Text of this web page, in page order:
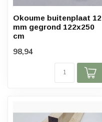
Okoume buitenplaat 12
mm gegrond 122x250
cm
98,94